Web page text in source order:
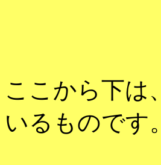
ここから下は
いるものです。